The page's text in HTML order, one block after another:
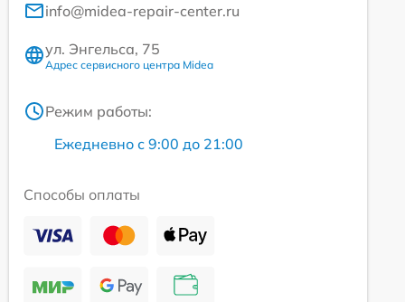
info@midea-repair-center.ru
ул. Энгельса, 75
Адрес сервисного центра Midea
Режим работы:
Ежедневно с 9:00 до 21:00
Способы оплаты